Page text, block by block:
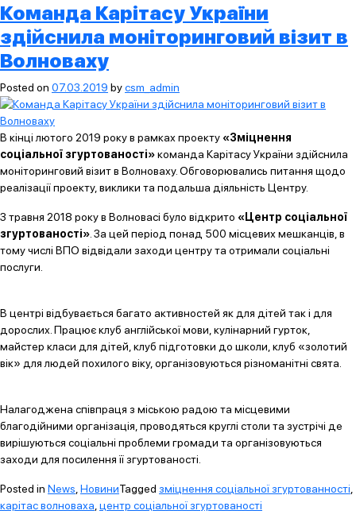
Команда Карітасу України
здійснила моніторинговий візит в
Волноваху
Posted on 07.03.2019 bycsm_admin
В кінці лютого 2019 року в рамках проекту «Зміцнення
соціальної згуртованості»команда Карітасу України здійснила
моніторинговий візит в Волноваху. Обговорювались питання щодо
реалізації проекту, виклики та подальша діяльність Центру.
З травня 2018 року в Волновасі було відкрито «Центр соціальної
згуртованості» . За цей період понад 500 місцевих мешканців, в
тому числі ВПО відвідали заходи центру та отримали соціальні
послуги.
В центрі відбувається багато активностей як для дітей так і для
дорослих. Працює клуб англійської мови, кулінарний гурток,
майстер класи для дітей, клуб підготовки до школи, клуб «золотий
вік» для людей похилого віку, організовуються різноманітні свята.
Налагоджена співпраця з міською радою та місцевими
благодійними організація, проводяться круглі столи та зустрічі де
вирішуються соціальні проблеми громади та організовуються
заходи для посилення її згуртованості.
Posted in News НовиниTagged зміцнення соціальної згуртованності
карітас волноваха центр соціальної згуртованості